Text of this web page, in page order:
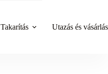
Takarítás Utazás és vásárlás